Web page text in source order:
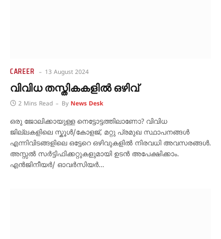
CAREER 13 August 2024
വിവിധ തസ്തികകളിൽ ഒഴിവ്
2 Mins Read By News Desk
ഒരു ജോലിക്കായുള്ള നെട്ടോട്ടത്തിലാണോ? വിവിധ
ജില്ലകളിലെ സ്കൂൾ/കോളജ്, മറ്റു പ്രമുഖ സ്ഥാപനങ്ങൾ
എന്നിവിടങ്ങളിലെ ഒട്ടേറെ ഒഴിവുകളിൽ നിരവധി അവസരങ്ങൾ.
അസ്സൽ സർട്ടിഫിക്കറ്റുകളുമായി ഉടൻ അപേക്ഷിക്കാം.
എൻജിനീയർ/ ഓവർസിയർ…